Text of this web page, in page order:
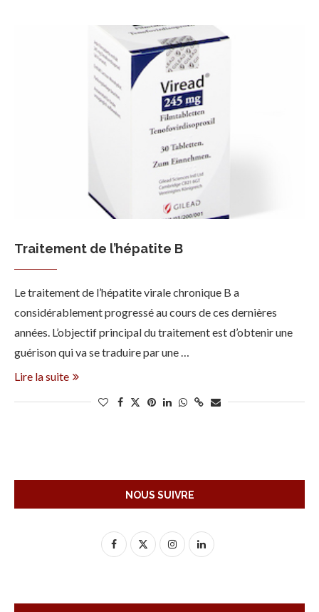
Traitement de l’hépatite B
Le traitement de l’hépatite virale chronique B a
considérablement progressé au cours de ces dernières
années. L’objectif principal du traitement est d’obtenir une
guérison qui va se traduire par une …
Lire la suite
NOUS SUIVRE